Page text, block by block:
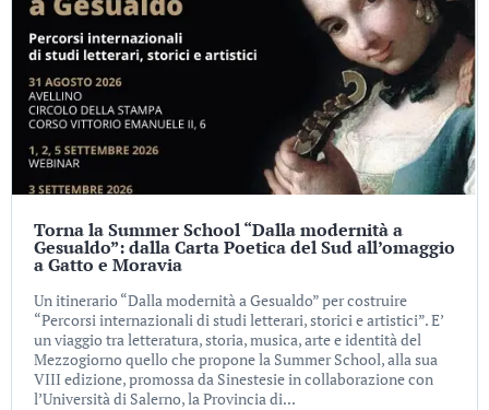
Torna la Summer School “Dalla modernità a
Gesualdo”: dalla Carta Poetica del Sud all’omaggio
a Gatto e Moravia
Un itinerario “Dalla modernità a Gesualdo” per costruire
“Percorsi internazionali di studi letterari, storici e artistici”. E’
un viaggio tra letteratura, storia, musica, arte e identità del
Mezzogiorno quello che propone la Summer School, alla sua
VIII edizione, promossa da Sinestesie in collaborazione con
l’Università di Salerno, la Provincia di...